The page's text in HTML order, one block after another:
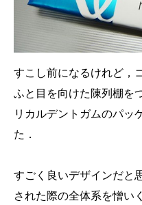
すこし前になるけれど，
ふと目を向けた陳列棚を
リカルデントガムのパッ
た．
すごく良いデザインだと
された際の全体系を憎い